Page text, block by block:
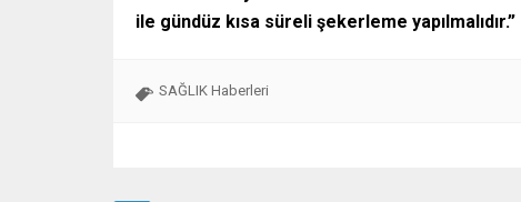
ile gündüz kısa süreli şekerleme yapılmalıdır.”
SAĞLIK Haberleri